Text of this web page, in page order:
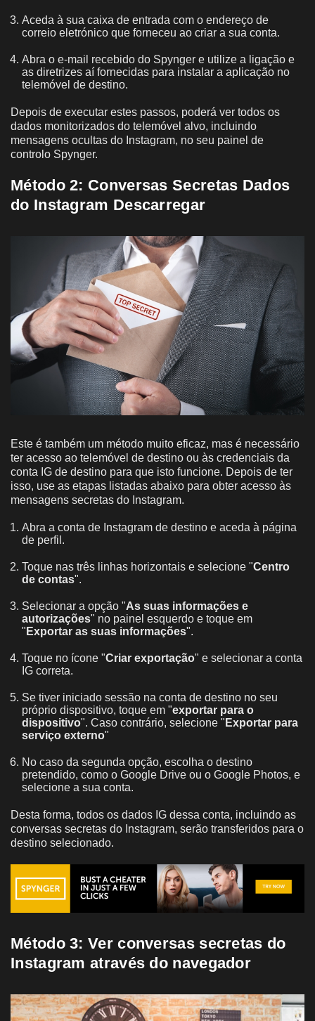
Aceda à sua caixa de entrada com o endereço de
correio eletrónico que forneceu ao criar a sua conta.
Abra o e-mail recebido do Spynger e utilize a ligação e
as diretrizes aí fornecidas para instalar a aplicação no
telemóvel de destino.
Depois de executar estes passos, poderá ver todos os
dados monitorizados do telemóvel alvo, incluindo
mensagens ocultas do Instagram, no seu painel de
controlo Spynger.
Método 2: Conversas Secretas Dados
do Instagram Descarregar
Este é também um método muito eficaz, mas é necessário
ter acesso ao telemóvel de destino ou às credenciais da
conta IG de destino para que isto funcione. Depois de ter
isso, use as etapas listadas abaixo para obter acesso às
mensagens secretas do Instagram.
Abra a conta de Instagram de destino e aceda à página
de perfil.
Toque nas três linhas horizontais e selecione "Centro
de contas".
Selecionar a opção "As suas informações e
autorizações" no painel esquerdo e toque em
" Exportar as suas informações".
Toque no ícone "Criar exportação" e selecionar a conta
IG correta.
Se tiver iniciado sessão na conta de destino no seu
próprio dispositivo, toque em "exportar para o
dispositivo". Caso contrário, selecione " Exportar para
serviço externo"
No caso da segunda opção, escolha o destino
pretendido, como o Google Drive ou o Google Photos, e
selecione a sua conta.
Desta forma, todos os dados IG dessa conta, incluindo as
conversas secretas do Instagram, serão transferidos para o
destino selecionado.
Método 3: Ver conversas secretas do
Instagram através do navegador